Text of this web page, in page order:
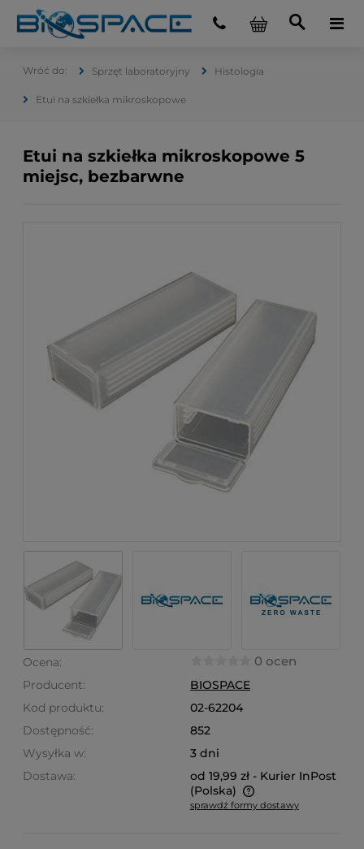
Sprzęt laboratoryjny Histologia
Etui na szkiełka mikroskopowe
Etui na szkiełka mikroskopowe 5
miejsc, bezbarwne
Ocena: 0 ocen
Producent:
BIOSPACE
Kod produktu:
02-62204
Dostępność:
852
Wysyłka w:
3 dni
Dostawa:
od 19,99 zł - Kurier InPost
(Polska)
Cena nie zawiera ewentualnych kosztów płatności
sprawdź formy dostawy